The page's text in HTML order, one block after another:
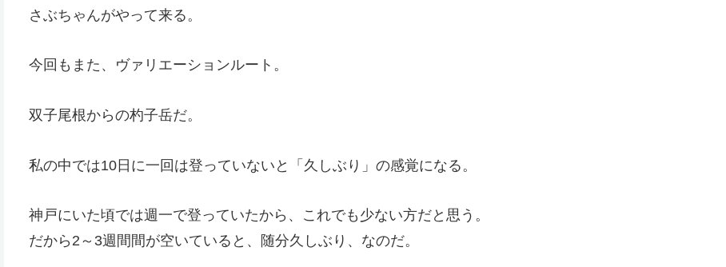
さぶちゃんがやって来る。
今回もまた、ヴァリエーションルート。
双子尾根からの杓子岳だ。
私の中では10日に一回は登っていないと「久しぶり」の感覚になる。
神戸にいた頃では週一で登っていたから、これでも少ない方だと思う。
だから2～3週間間が空いていると、随分久しぶり、なのだ。